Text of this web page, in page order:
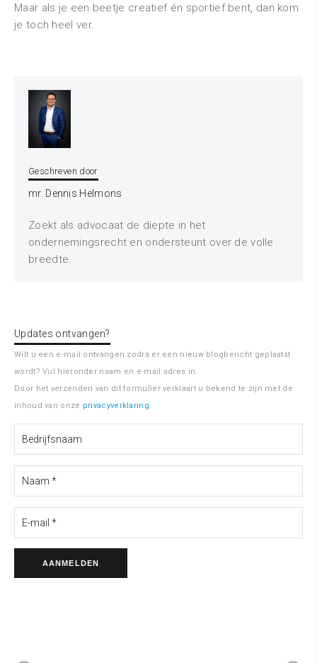
Maar als je een beetje creatief én sportief bent, dan kom
je toch heel ver.
Geschreven door
mr. Dennis Helmons
Zoekt als advocaat de diepte in het
ondernemingsrecht en ondersteunt over de volle
breedte.
Updates ontvangen?
Wilt u een e-mail ontvangen zodra er een nieuw blogbericht geplaatst
wordt? Vul hieronder naam en e-mail adres in.
Door het verzenden van dit formulier verklaart u bekend te zijn met de
inhoud van onze privacyverklaring.